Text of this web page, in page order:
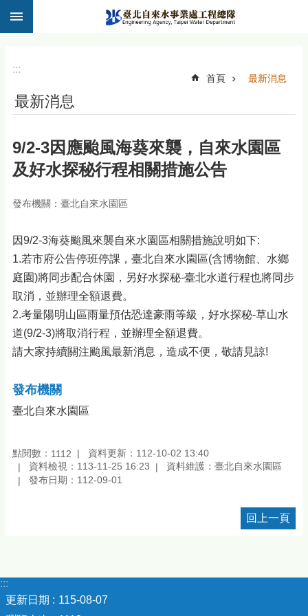
跳到主要內容區塊
:::
首頁 最新消息
最新消息
9/2-3因應颱風海葵來襲，自來水園區
及好水探秘行程相關措施公告
發布機關：臺北自來水園區
因9/2-3海葵颱風來襲自來水園區相關措施說明如下:
1.若市府公告停班停課，臺北自來水園區(含博物館、水鄉
庭園)將同步配合休園，另好水探秘-臺北水道行程也將同步
取消，並辦理全額退費。
2.考量陽明山區雨量預估恐達豪雨等級，好水探秘-草山水
道(9/2-3)將取消行程，並辦理全額退費。
請大家持續關注颱風最新消息，造成不便，敬請見諒!
發布機關
臺北自來水園區
點閱數： 1112
資料更新：112-10-02 13:40
資料檢視：113-11-25 16:23
資料維護：臺北自來水園區
發布日期：112-09-01
回上一頁
:::
更新日期
115-08-07